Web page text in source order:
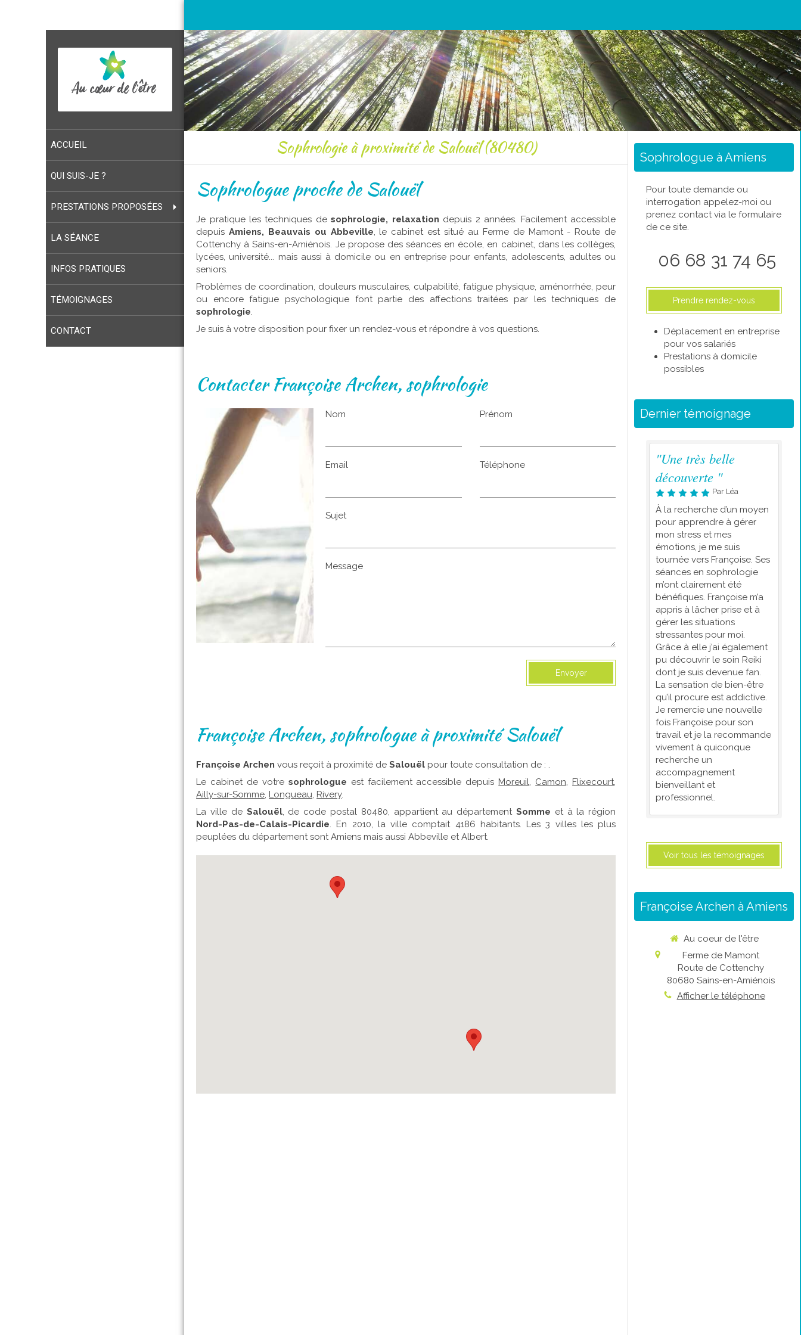
ACCUEIL
QUI SUIS-JE ?
PRESTATIONS PROPOSÉES
LA SÉANCE
INFOS PRATIQUES
TÉMOIGNAGES
CONTACT
Sophrologie à proximité de Salouël (80480)
Sophrologue proche de Salouël
Je pratique les techniques desophrologie, relaxation depuis 2 années. Facilement accessible
depuis Amiens, Beauvais ou Abbeville, le cabinet est situé au Ferme de Mamont - Route de
Cottenchy à Sains-en-Amiénois. Je propose des séances en école, en cabinet, dans les collèges,
lycées, université... mais aussi à domicile ou en entreprise pour enfants, adolescents, adultes ou
seniors.
Problèmes de coordination, douleurs musculaires, culpabilité, fatigue physique, aménorrhée, peur
ou encore fatigue psychologique font partie des affections traitées par les techniques de
sophrologie.
Je suis à votre disposition pour fixer un rendez-vous et répondre à vos questions.
Contacter Françoise Archen, sophrologie
Nom Prénom
Email Téléphone
Sujet
Message
Envoyer
Françoise Archen, sophrologue à proximité Salouël
Françoise Archen vous reçoit à proximité deSalouël pour toute consultation de : .
Le cabinet de votre sophrologue est facilement accessible depuis Moreuil, Camon, Flixecourt,
Ailly-sur-Somme, Longueau, Rivery.
La ville de Salouël, de code postal 80480, appartient au département Somme et à la région
Nord-Pas-de-Calais-Picardie. En 2010, la ville comptait 4186 habitants. Les 3 villes les plus
peuplées du département sont Amiens mais aussi Abbeville et Albert.
Sophrologue à Amiens
Pour toute demande ou
interrogation appelez-moi ou
prenez contact via le formulaire
de ce site.
06 68 31 74 65
Prendre rendez-vous
Déplacement en entreprise
pour vos salariés
Prestations à domicile
possibles
Dernier témoignage
"Une très belle
découverte "
Par Léa
À la recherche d’un moyen
pour apprendre à gérer
mon stress et mes
émotions, je me suis
tournée vers Françoise. Ses
séances en sophrologie
m’ont clairement été
bénéfiques. Françoise m’a
appris à lâcher prise et à
gérer les situations
stressantes pour moi.
Grâce à elle j’ai également
pu découvrir le soin Reiki
dont je suis devenue fan.
La sensation de bien-être
qu’il procure est addictive.
Je remercie une nouvelle
fois Françoise pour son
travail et je la recommande
vivement à quiconque
recherche un
accompagnement
bienveillant et
professionnel.
Voir tous les témoignages
Françoise Archen à Amiens
Au coeur de l'être
Ferme de Mamont
Route de Cottenchy
80680 Sains-en-Amiénois
Afficher le téléphone